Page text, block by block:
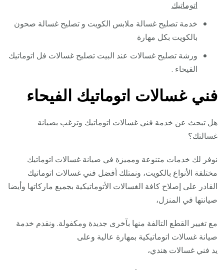
اتوماتيك
خدمة تصليح غسالة ملابس الكويت و تصليح غسالة صحون
بالكويت بكل مهارة
ورشة تصليح غسالات عند البيت تصليح غسالات فل اتوماتيك
الفيحاء .
فني غسالات اتوماتيك الفيحاء
هل تبحث عن خدمة فني غسالات اتوماتيك وترغب بصيانة
غسالتك؟
نوفر لك خدمات متنوعة ومميزة في صيانة غسالات اتوماتيك
مختلفة الأنواع بالكويت، ونمتلك أفضل فني غسالات اتوماتيك
القادر على إصلاح كافة الغسالات الأتوماتيكية بجميع ماركاتها وأيضا
صيانتها في المنزل،
مع تغيير القطع التالفة منها بآخرى جديدة ومكفولة. ونقدم خدمة
صيانة غسالات اتوماتيكية بمهارة عالية وعلى
يد فني غسالات هندي،